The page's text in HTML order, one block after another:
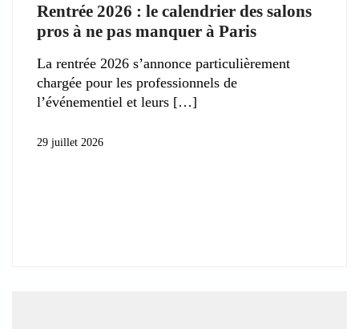
Rentrée 2026 : le calendrier des salons
pros à ne pas manquer à Paris
La rentrée 2026 s’annonce particulièrement
chargée pour les professionnels de
l’événementiel et leurs
29 juillet 2026